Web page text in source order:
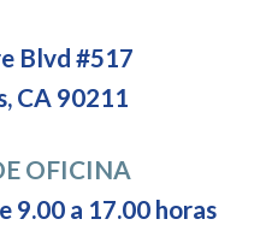
Blvd #517
CA 90211
OFICINA
9.00 a 17.00 horas